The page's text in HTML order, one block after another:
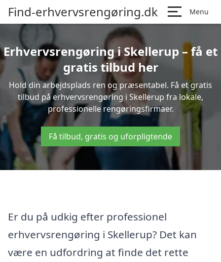
Find-erhvervsrengøring.dk Menu
Erhvervsrengøring i Skellerup – få et
gratis tilbud her
Hold din arbejdsplads ren og præsentabel. Få et gratis
tilbud på erhvervsrengøring i Skellerup fra lokale,
professionelle rengøringsfirmaer.
Få tilbud, gratis og uforpligtende
Er du på udkig efter professionel
erhvervsrengøring i Skellerup? Det kan
være en udfordring at finde det rette